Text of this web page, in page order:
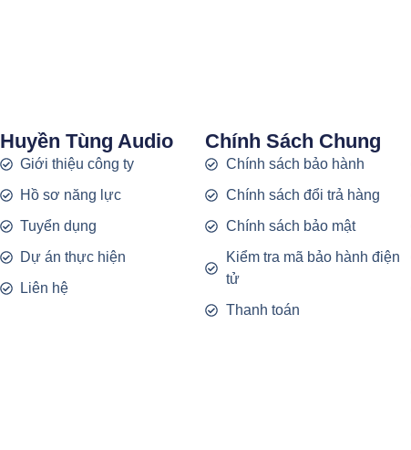
Huyền Tùng Audio
Giới thiệu công ty
Hồ sơ năng lực
Tuyển dụng
Dự án thực hiện
Liên hệ
Chính Sách Chung
Chính sách bảo hành
Chính sách đổi trả hàng
Chính sách bảo mật
Kiểm tra mã bảo hành điện
tử
Thanh toán